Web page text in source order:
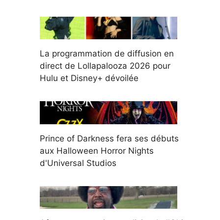
La programmation de diffusion en
direct de Lollapalooza 2026 pour
Hulu et Disney+ dévoilée
Prince of Darkness fera ses débuts
aux Halloween Horror Nights
d'Universal Studios